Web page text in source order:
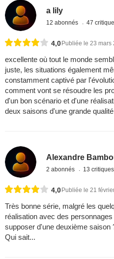
a lily
12 abonnés 47
4,0Publiée le 23 mars
excellente où tout le monde
juste, les situations également
constamment captivé par
comment vont se résoudre les
d'un bon scénario et d'une
deux saisons d'une grande
Alexandre
2 abonnés 13 critiques
4,0 Publiée le 21
Très bonne série, malgré les
réalisation avec des
supposer d'une deuxième saison
Qui sait...